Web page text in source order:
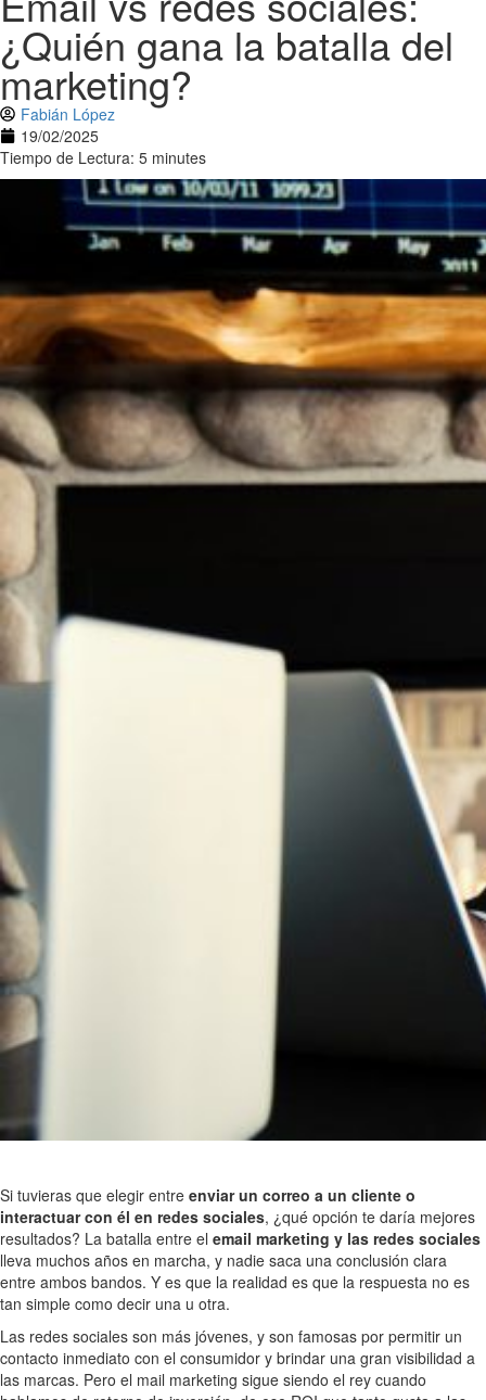
¿Quién gana la batalla del
marketing?
Fabián López
19/02/2025
Tiempo de Lectura: 5 minutes
Si tuvieras que elegir entre enviar un correo a un cliente o
interactuar con él en redes sociales, ¿qué opción te daría mejores
resultados? La batalla entre el email marketing y las redes sociales
lleva muchos años en marcha, y nadie saca una conclusión clara
entre ambos bandos. Y es que la realidad es que la respuesta no es
tan simple como decir una u otra.
Las redes sociales son más jóvenes, y son famosas por permitir un
contacto inmediato con el consumidor y brindar una gran visibilidad a
las marcas. Pero el mail marketing sigue siendo el rey cuando